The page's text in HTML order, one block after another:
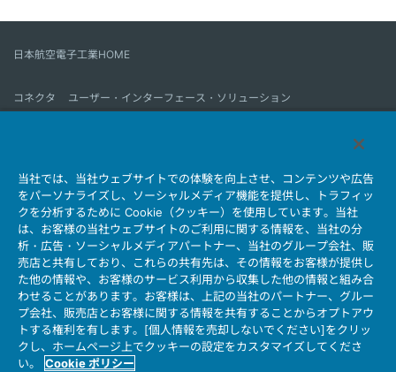
日本航空電子工業HOME
コネクタ
ユーザー・インターフェース・ソリューション
会社情報 サステナビリティ IR情報 採用情報
会社情報新着一覧
製品情報新着一覧
サイトマップ お問い合わせ
個人情報保護ポリシー
JAE Cookie Policy
ウェブアクセシビリティ方針
マイナンバー情報保護ポリシー
当社ウェブサイトのご利用について
ソーシャルメディア公式アカウント運用ポリシー
当社では、当社ウェブサイトでの体験を向上させ、コンテンツや広告
をパーソナライズし、ソーシャルメディア機能を提供し、トラフィッ
クを分析するために Cookie（クッキー）を使用しています。当社
は、お客様の当社ウェブサイトのご利用に関する情報を、当社の分
析・広告・ソーシャルメディアパートナー、当社のグループ会社、販
売店と共有しており、これらの共有先は、その情報をお客様が提供し
た他の情報や、お客様のサービス利用から収集した他の情報と組み合
わせることがあります。お客様は、上記の当社のパートナー、グルー
プ会社、販売店とお客様に関する情報を共有することからオプトアウ
トする権利を有します。[個人情報を売却しないでください]をクリッ
クし、ホームページ上でクッキーの設定をカスタマイズしてくださ
い。
Cookie ポリシー